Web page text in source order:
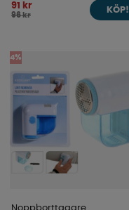
91 kr
96 kr
KÖP!
4%
Noppborttagare